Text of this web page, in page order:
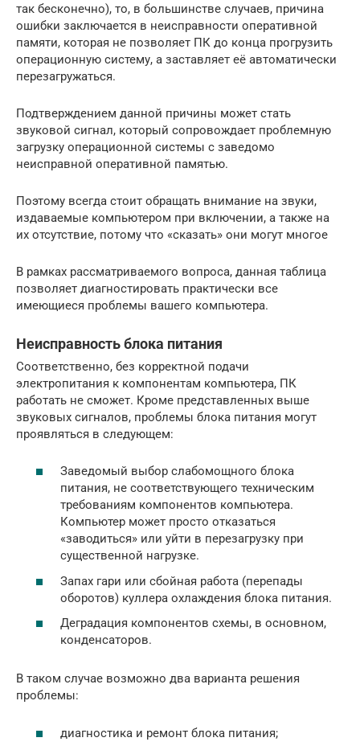
так бесконечно), то, в большинстве случаев, причина
ошибки заключается в неисправности оперативной
памяти, которая не позволяет ПК до конца прогрузить
операционную систему, а заставляет её автоматически
перезагружаться.
Подтверждением данной причины может стать
звуковой сигнал, который сопровождает проблемную
загрузку операционной системы с заведомо
неисправной оперативной памятью.
Поэтому всегда стоит обращать внимание на звуки,
издаваемые компьютером при включении, а также на
их отсутствие, потому что «сказать» они могут многое
В рамках рассматриваемого вопроса, данная таблица
позволяет диагностировать практически все
имеющиеся проблемы вашего компьютера.
Неисправность блока питания
Соответственно, без корректной подачи
электропитания к компонентам компьютера, ПК
работать не сможет. Кроме представленных выше
звуковых сигналов, проблемы блока питания могут
проявляться в следующем:
Заведомый выбор слабомощного блока
питания, не соответствующего техническим
требованиям компонентов компьютера.
Компьютер может просто отказаться
«заводиться» или уйти в перезагрузку при
существенной нагрузке.
Запах гари или сбойная работа (перепады
оборотов) куллера охлаждения блока питания.
Деградация компонентов схемы, в основном,
конденсаторов.
В таком случае возможно два варианта решения
проблемы:
диагностика и ремонт блока питания;